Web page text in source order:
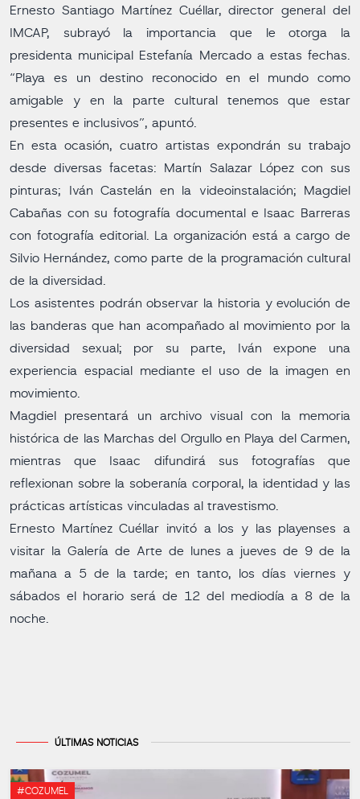
Ernesto Santiago Martínez Cuéllar, director general del
IMCAP, subrayó la importancia que le otorga la
presidenta municipal Estefanía Mercado a estas fechas.
“Playa es un destino reconocido en el mundo como
amigable y en la parte cultural tenemos que estar
presentes e inclusivos”, apuntó.
En esta ocasión, cuatro artistas expondrán su trabajo
desde diversas facetas: Martín Salazar López con sus
pinturas; Iván Castelán en la videoinstalación; Magdiel
Cabañas con su fotografía documental e Isaac Barreras
con fotografía editorial. La organización está a cargo de
Silvio Hernández, como parte de la programación cultural
de la diversidad.
Los asistentes podrán observar la historia y evolución de
las banderas que han acompañado al movimiento por la
diversidad sexual; por su parte, Iván expone una
experiencia espacial mediante el uso de la imagen en
movimiento.
Magdiel presentará un archivo visual con la memoria
histórica de las Marchas del Orgullo en Playa del Carmen,
mientras que Isaac difundirá sus fotografías que
reflexionan sobre la soberanía corporal, la identidad y las
prácticas artísticas vinculadas al travestismo.
Ernesto Martínez Cuéllar invitó a los y las playenses a
visitar la Galería de Arte de lunes a jueves de 9 de la
mañana a 5 de la tarde; en tanto, los días viernes y
sábados el horario será de 12 del mediodía a 8 de la
noche.
ÚLTIMAS NOTICIAS
#COZUMEL